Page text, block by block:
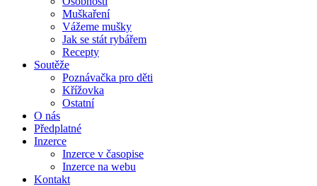
Muškaření
Vážeme mušky
Jak se stát rybářem
Recepty
Soutěže
Poznávačka pro děti
Křížovka
Ostatní
O nás
Předplatné
Inzerce
Inzerce v časopise
Inzerce na webu
Kontakt